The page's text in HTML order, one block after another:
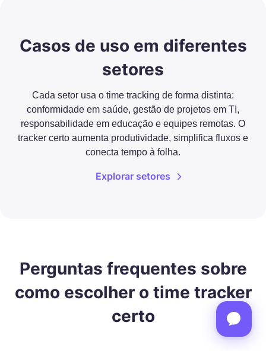
Casos de uso em diferentes
setores
Cada setor usa o time tracking de forma distinta:
conformidade em saúde, gestão de projetos em TI,
responsabilidade em educação e equipes remotas. O
tracker certo aumenta produtividade, simplifica fluxos e
conecta tempo à folha.
Explorar setores
Perguntas frequentes sobre
como escolher o time tracker
certo